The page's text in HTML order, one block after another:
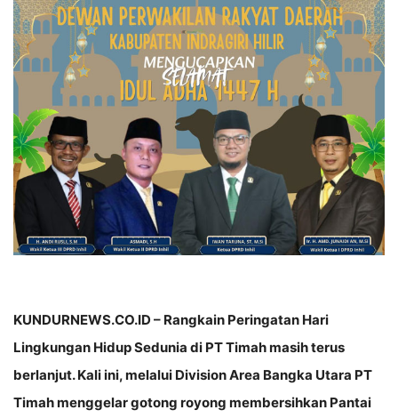
KUNDURNEWS.CO.ID – Rangkain Peringatan Hari
Lingkungan Hidup Sedunia di PT Timah masih terus
berlanjut. Kali ini, melalui Division Area Bangka Utara PT
Timah menggelar gotong royong membersihkan Pantai